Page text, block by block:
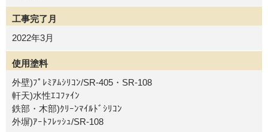
工事完了月
2022年3月
使用塗料
外壁)ﾌﾟﾚﾐｱﾑｼﾘｺﾝ/SR-405・SR-108
軒天)水性ｴｺﾌｧｲﾝ
鉄部・木部)ｸﾘｰﾝﾏｲﾙﾄﾞｼﾘｺﾝ
外塀)ｱｰﾄﾌﾚｯｼｭ/SR-108